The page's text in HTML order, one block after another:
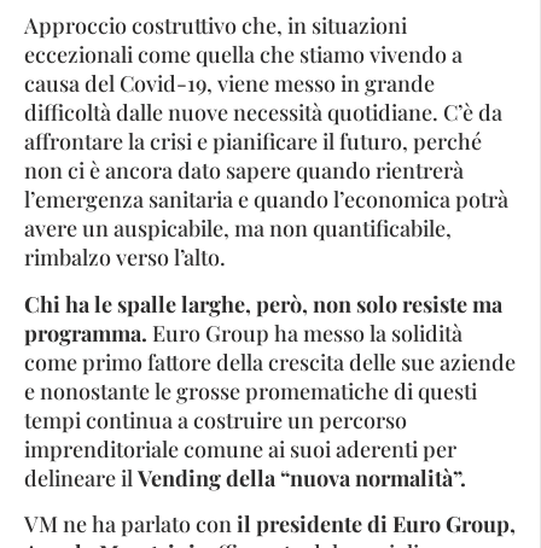
Approccio costruttivo che, in situazioni
eccezionali come quella che stiamo vivendo a
causa del Covid-19, viene messo in grande
difficoltà dalle nuove necessità quotidiane. C’è da
affrontare la crisi e pianificare il futuro, perché
non ci è ancora dato sapere quando rientrerà
l’emergenza sanitaria e quando l’economica potrà
avere un auspicabile, ma non quantificabile,
rimbalzo verso l’alto.
Chi ha le spalle larghe, però, non solo resiste ma
programma. Euro Group ha messo la solidità
come primo fattore della crescita delle sue aziende
e nonostante le grosse promematiche di questi
tempi continua a costruire un percorso
imprenditoriale comune ai suoi aderenti per
delineare ilVending della “nuova normalità”.
VM ne ha parlato conil presidente di Euro Group,